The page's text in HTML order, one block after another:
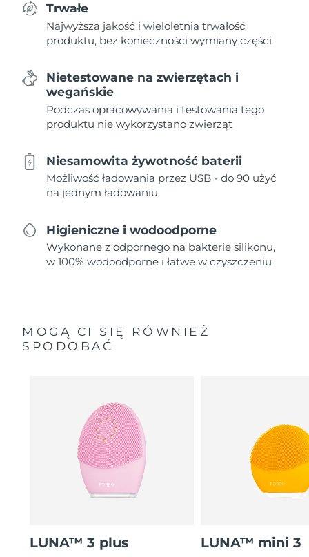
Trwałe
Najwyższa jakość i wieloletnia trwałość
produktu, bez konieczności wymiany części
Nietestowane na zwierzętach i
wegańskie
Podczas opracowywania i testowania tego
produktu nie wykorzystano zwierząt
Niesamowita żywotność baterii
Możliwość ładowania przez USB - do 90 użyć
na jednym ładowaniu
Higieniczne i wodoodporne
Wykonane z odpornego na bakterie silikonu,
w 100% wodoodporne i łatwe w czyszczeniu
MOGĄ CI SIĘ RÓWNIEŻ
SPODOBAĆ
LUNA™ 3 plus LUNA™ mini 3